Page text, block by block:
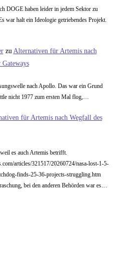
DOGE haben leider in jedem Sektor zu
war halt ein Ideologie getriebendes Projekt.
zu Alternativen für Artemis nach
nach Apollo. Das war ein Grund
nicht 1977 zum ersten Mal flog,…
für Artemis nach Wegfall des
es auch Artemis betrifft.
articles/321517/20260724/nasa-lost-1-5-
finds-25-36-projects-struggling.htm
bei den anderen Behörden war es…